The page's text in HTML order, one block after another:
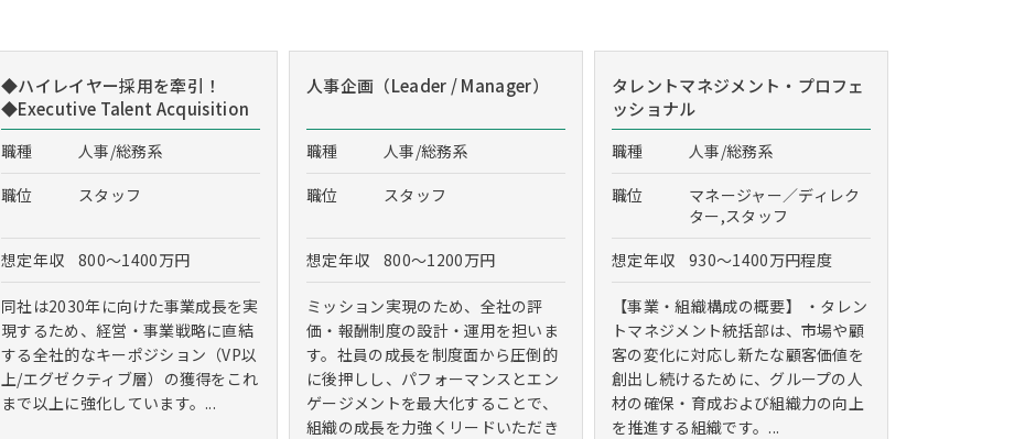
◆ハイレイヤー採用を牽引！
◆Executive Talent Acquisition
職種
人事/総務系
職位
スタッフ
想定年収 800～1400万円
同社は2030年に向けた事業成長を実
現するため、経営・事業戦略に直結
する全社的なキーポジション（VP以
上/エグゼクティブ層）の獲得をこれ
まで以上に強化しています。...
人事企画（Leader / Manager）
職種
人事/総務系
職位
スタッフ
想定年収 800～1200万円
ミッション実現のため、全社の評
価・報酬制度の設計・運用を担いま
す。社員の成長を制度面から圧倒的
に後押しし、パフォーマンスとエン
ゲージメントを最大化することで、
組織の成長を力強くリードいただき
タレントマネジメント・プロフェ
ッショナル
職種
人事/総務系
職位
マネージャー／ディレク
ター,スタッフ
想定年収
930～1400万円程度
【事業・組織構成の概要】 ・タレン
トマネジメント統括部は、市場や顧
客の変化に対応し新たな顧客価値を
創出し続けるために、グループの人
材の確保・育成および組織力の向上
を推進する組織です。...